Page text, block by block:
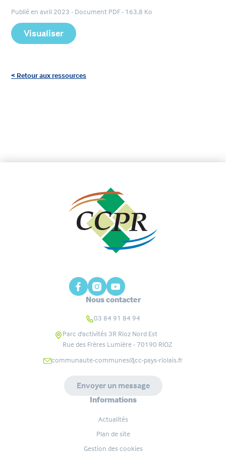
Publié en avril 2023 - Document PDF - 163,8 Ko
Visualiser
< Retour aux ressources
Nous contacter
03 84 91 84 94
Parc d'activités 3R Rioz Nord Est
Rue des Frères Lumière - 70190 RIOZ
communaute-communes@cc-pays-riolais.fr
Envoyer un message
Informations
Actualités
Plan de site
Gestion des cookies